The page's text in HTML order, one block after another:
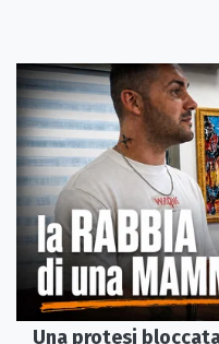
Una protesi